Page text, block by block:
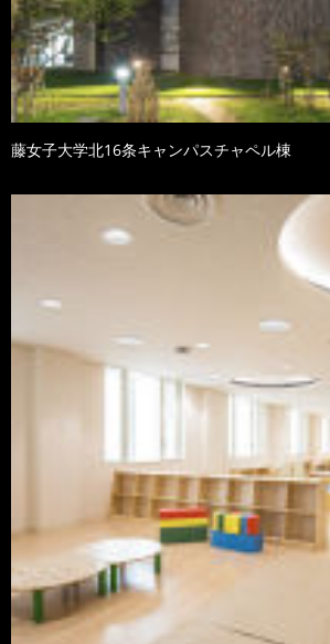
藤女子大学北16条キャンパスチャペル棟